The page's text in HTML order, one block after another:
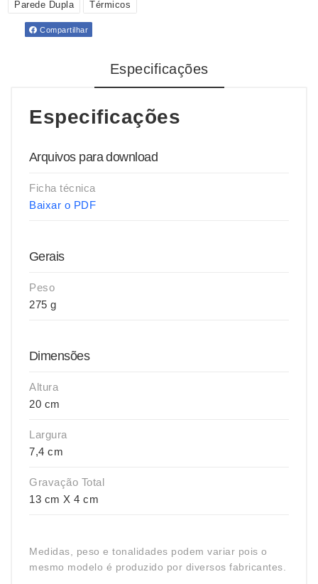
Parede Dupla
Térmicos
Compartilhar
Especificações
Especificações
Arquivos para download
Ficha técnica
Baixar o PDF
Gerais
Peso
275 g
Dimensões
Altura
20 cm
Largura
7,4 cm
Gravação Total
13 cm X 4 cm
Medidas, peso e tonalidades podem variar pois o
mesmo modelo é produzido por diversos fabricantes.